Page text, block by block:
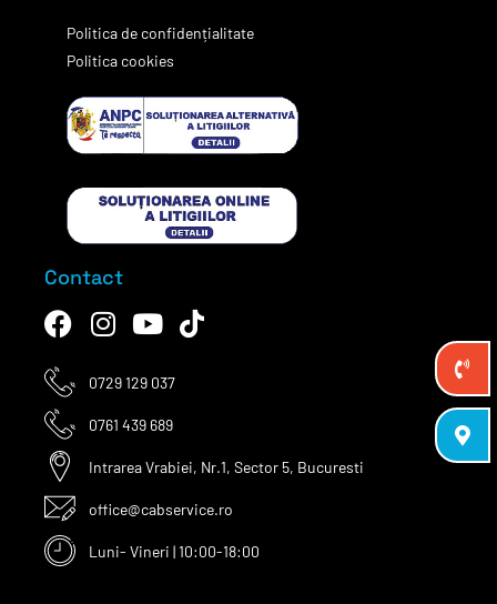
Politica de confidențialitate
Politica cookies
Contact
0729 129 037
0761 439 689
Intrarea Vrabiei, Nr.1, Sector 5, Bucuresti
office@cabservice.ro
Luni- Vineri | 10:00-18:00